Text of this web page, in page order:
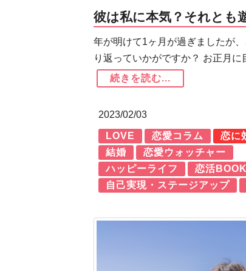
彼は私に本気？それとも
年が明けて1ヶ月が過ぎましたが
り返っていかがですか？ お正月に
続きを読む...
2023/02/03
LOVE 恋愛コラム
恋に
結婚
恋愛ウォッチャー
ハッピーライフ
恋活
自己実現・ステージアップ